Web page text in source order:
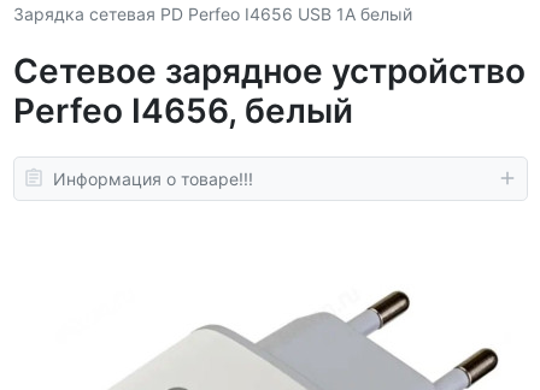
Зарядка сетевая PD Perfeo I4656 USB 1А белый
Сетевое зарядное устройство
Perfeo I4656, белый
Информация о товаре!!!